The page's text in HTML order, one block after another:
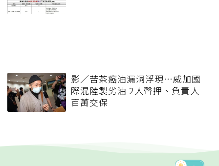
影／苦茶癌油漏洞浮現…威加國
際混陸製劣油 2人聲押、負責人
百萬交保